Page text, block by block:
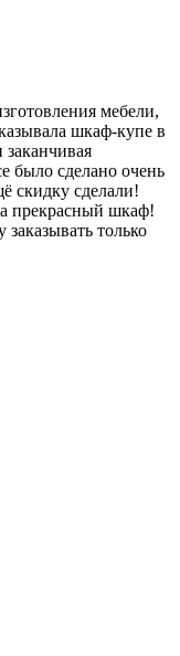
мебели,
шкаф-купе в
было сделано очень
скидку сделали!
прекрасный шкаф!
только